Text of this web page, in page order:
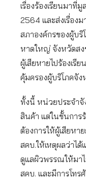
เรื่องร้องเรียนมาที่
2564 และส่งเรื่อง
สภาองค์กรของผู้บริ
หาดใหญ่ จังหวัดสง
ผู้เสียหายไปร้องเรี
คุ้มครองผู้บริโภคจัง
ทั้งนี้ หน่วยประจำจั
สินค้า แต่ในชั้นการ
ต้องการให้ผู้เสียหา
สคบ.ให้เหตุผลว่าได้
ดูแลผิวพรรณให้มาไ
สคบ. และมีการโทร